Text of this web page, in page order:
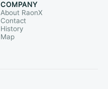
COMPANY
About RaonX
Contact
History
Map